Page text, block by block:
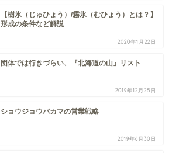
【樹氷（じゅひょう）/霧氷（むひょう）とは？】
形成の条件など解説
2020年1月22日
団体では行きづらい、『北海道の山』リスト
2019年12月25日
ショウジョウバカマの営業戦略
2019年6月30日